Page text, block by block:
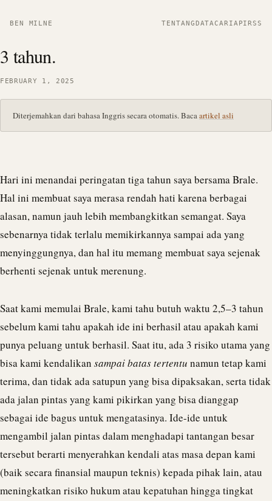
BEN MILNE TENTANGDATACARIAPIRSS
3 tahun.
FEBRUARY 1, 2025
Diterjemahkan dari bahasa Inggris secara otomatis. Bacaartikel asli
Hari ini menandai peringatan tiga tahun saya bersamaBrale.
Hal ini membuat saya merasa rendah hati karena berbagai
alasan, namun jauh lebih membangkitkan semangat. Saya
sebenarnya tidak terlalu memikirkannya sampai ada yang
menyinggungnya, dan hal itu memang membuat saya sejenak
berhenti sejenak untuk merenung.
Saat kami memulai Brale, kami tahu butuh waktu 2,5–3 tahun
sebelum kami tahu apakah ide ini berhasil atau apakah kami
punya peluang untuk berhasil. Saat itu, ada 3 risiko utama yang
bisa kami kendalikan sampaibatas tertentu namun tetap kami
terima, dan tidak ada satupun yang bisa dipaksakan, serta tidak
ada jalan pintas yang kami pikirkan yang bisa dianggap
sebagai ide bagus untuk mengatasinya. Ide-ide untuk
mengambil jalan pintas dalam menghadapi tantangan besar
tersebut berarti menyerahkan kendali atas masa depan kami
(baik secara finansial maupun teknis) kepada pihak lain, atau
meningkatkan risiko hukum atau kepatuhan hingga tingkat